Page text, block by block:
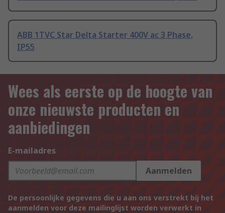
ABB 1TVC Star Delta Starter 400V ac 3 Phase,
IP55
Wees als eerste op de hoogte van
onze nieuwste producten en
aanbiedingen
E-mailadres
Aanmelden
De persoonlijke gegevens die u aan ons verstrekt bij het
aanmelden voor deze mailinglijst worden verwerkt in